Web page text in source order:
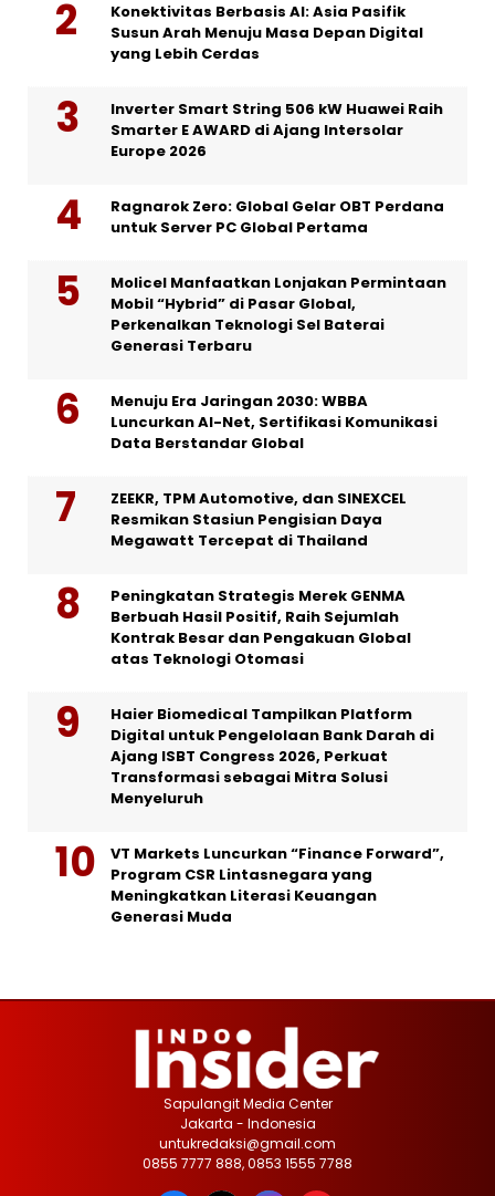
Konektivitas Berbasis AI: Asia Pasifik
Susun Arah Menuju Masa Depan Digital
yang Lebih Cerdas
Inverter Smart String 506 kW Huawei Raih
Smarter E AWARD di Ajang Intersolar
Europe 2026
Ragnarok Zero: Global Gelar OBT Perdana
untuk Server PC Global Pertama
Molicel Manfaatkan Lonjakan Permintaan
Mobil “Hybrid” di Pasar Global,
Perkenalkan Teknologi Sel Baterai
Generasi Terbaru
Menuju Era Jaringan 2030: WBBA
Luncurkan AI-Net, Sertifikasi Komunikasi
Data Berstandar Global
ZEEKR, TPM Automotive, dan SINEXCEL
Resmikan Stasiun Pengisian Daya
Megawatt Tercepat di Thailand
Peningkatan Strategis Merek GENMA
Berbuah Hasil Positif, Raih Sejumlah
Kontrak Besar dan Pengakuan Global
atas Teknologi Otomasi
Haier Biomedical Tampilkan Platform
Digital untuk Pengelolaan Bank Darah di
Ajang ISBT Congress 2026, Perkuat
Transformasi sebagai Mitra Solusi
Menyeluruh
VT Markets Luncurkan “Finance Forward”,
Program CSR Lintasnegara yang
Meningkatkan Literasi Keuangan
Generasi Muda
Sapulangit Media Center
Jakarta - Indonesia
untukredaksi@gmail.com
0855 7777 888, 0853 1555 7788